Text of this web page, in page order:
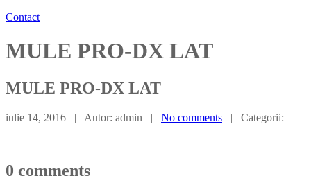
Contact
MULE PRO-DX LAT
MULE PRO-DX LAT
iulie 14, 2016 | Autor: admin | No comments | Categorii:
0 comments